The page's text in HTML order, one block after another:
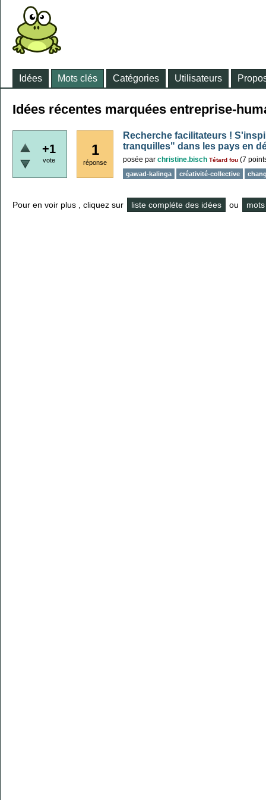
Idées Mots clés Catégories Utilisateurs
Idées récentes marquées entreprise-
+1
vote
1
réponse
Recherche facilitateurs !
tranquilles" dans les pays en
posée par christine.bisch Tétard fou (7
gawad-kalinga créativité-collective
Pour en voir plus , cliquez sur liste compléte des idées ou